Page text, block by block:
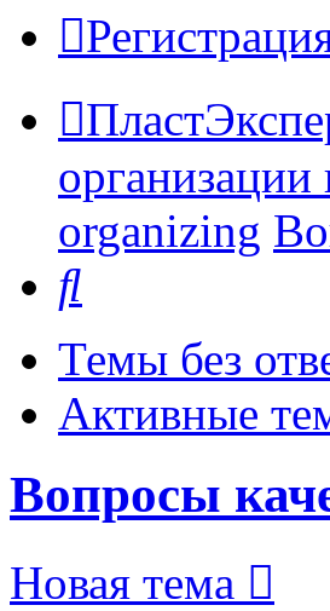
organizing
Темы без
Активные
Вопросы
Новая тема